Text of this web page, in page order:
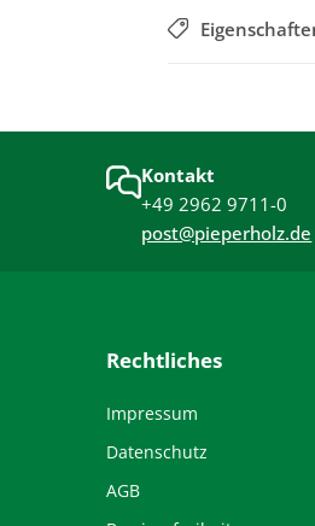
Kontakt
+49 2962 9711-0
post@pieperholz.de
Rechtliches
Impressum
Datenschutz
AGB